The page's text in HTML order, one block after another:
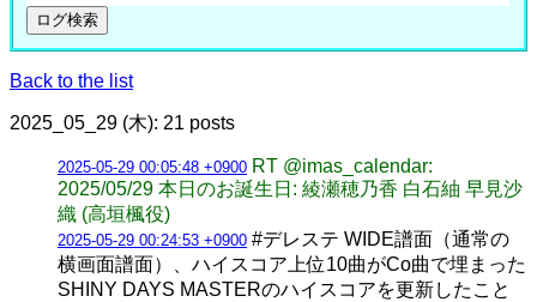
Back to the list
2025_05_29 (木): 21 posts
2025-05-29 00:05:48 +0900 RT @imas_calendar:
2025/05/29 本日のお誕生日: 綾瀬穂乃香 白石紬 早見沙
織 (高垣楓役)
2025-05-29 00:24:53 +0900 #デレステ WIDE譜面（通常の
横画面譜面）、ハイスコア上位10曲がCo曲で埋まった
SHINY DAYS MASTERのハイスコアを更新したこと